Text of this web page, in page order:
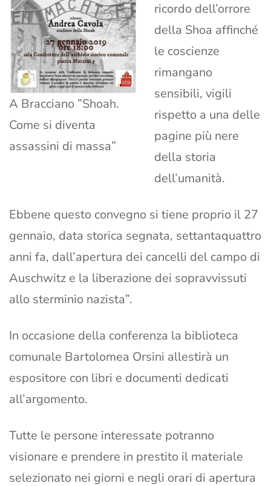
A Bracciano ”Shoah.
Come si diventa
assassini di massa”
ricordo dell’orrore
della Shoa affinché
le coscienze
rimangano
sensibili, vigili
rispetto a una delle
pagine più nere
della storia
dell’umanità.
Ebbene questo convegno si tiene proprio il 27
gennaio, data storica segnata, settantaquattro
anni fa, dall’apertura dei cancelli del campo di
Auschwitz e la liberazione dei sopravvissuti
allo sterminio nazista”.
In occasione della conferenza la biblioteca
comunale Bartolomea Orsini allestirà un
espositore con libri e documenti dedicati
all’argomento.
Tutte le persone interessate potranno
visionare e prendere in prestito il materiale
selezionato nei giorni e negli orari di apertura